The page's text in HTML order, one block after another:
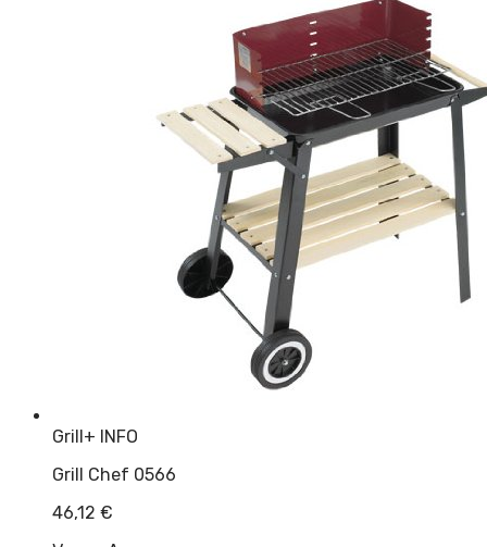
Grill+ INFO
Grill Chef 0566
46,12 €